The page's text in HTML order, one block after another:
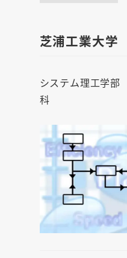
芝浦工業大学
システム理工学
科